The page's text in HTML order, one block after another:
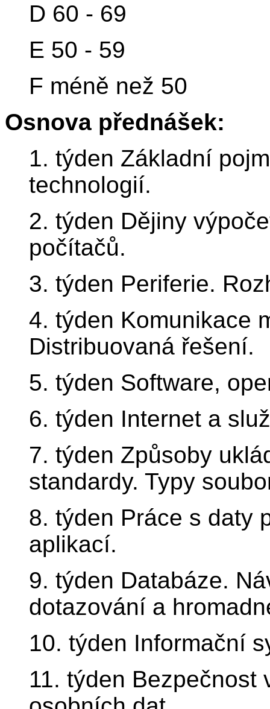
D 60 - 69
E 50 - 59
F méně než 50
Osnova přednášek:
1. týden Základní
technologií.
2. týden Dějiny
počítačů.
3. týden Periferie.
4. týden Komunikace
Distribuovaná řešení.
5. týden Software,
6. týden Internet a
7. týden Způsoby
standardy. Typy
8. týden Práce s daty
aplikací.
9. týden Databáze.
dotazování a
10. týden Informační
11. týden Bezpečnost